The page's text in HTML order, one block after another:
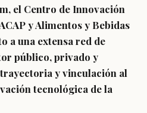
el Centro de Innovación
y Alimentos y Bebidas
a una extensa red de
público, privado y
y vinculación al
tecnológica de la